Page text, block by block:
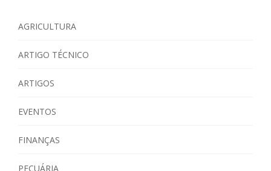
AGRICULTURA
ARTIGO TÉCNICO
ARTIGOS
EVENTOS
FINANÇAS
PECUÁRIA